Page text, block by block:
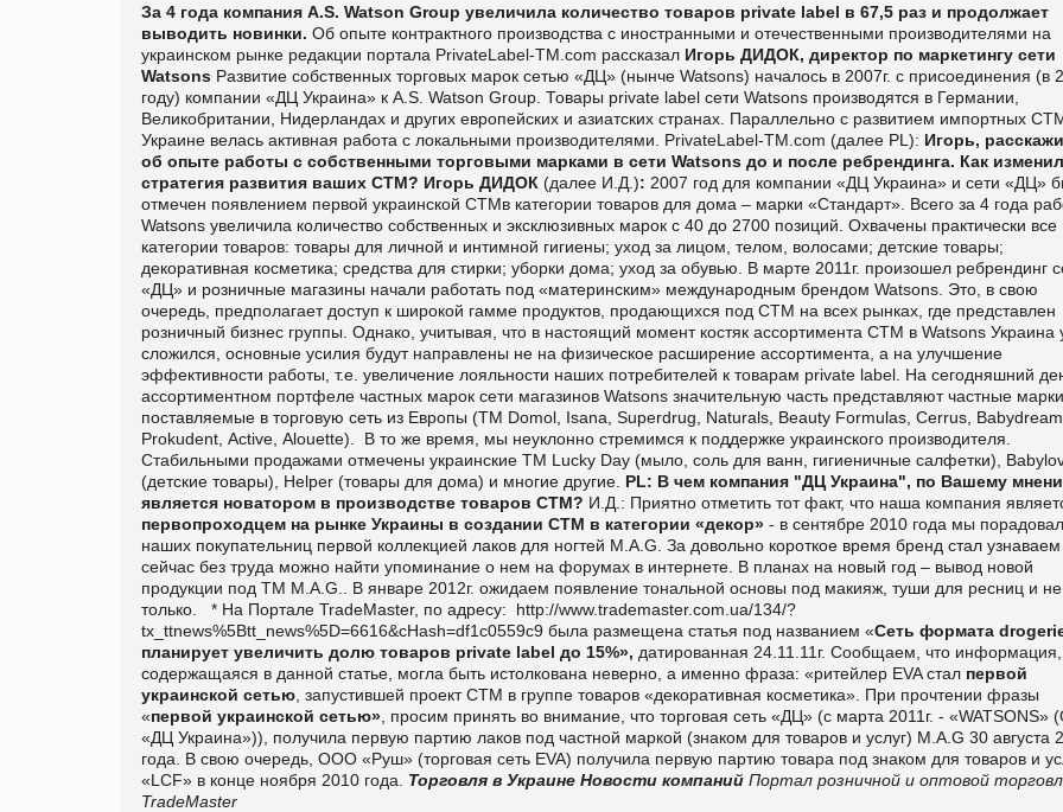
За 4 года компания A.S. Watson Group увеличила количество товаров private label в 67,5 раз и продолжает
выводить новинки. Об опыте контрактного производства с иностранными и отечественными производителями на
украинском рынке редакции портала PrivateL abel-TM.com рассказал Игорь ДИДОК, директор по маркетингу сети
Watsons Развитие собственных торговых марок сетью «ДЦ» (нынче Watsons) началось в 2007г. с присоединения (в
году) компании «ДЦ Украина» к A.S. Watson Group. Товары private label сети Watsons производятся в Германии,
Великобритании, Нидерландах и других европейских и азиатских странах. Параллельно с развитием импортных
Украине велась активная работа с локальными производителями. PrivateL abel-TM.com (далее PL ): Игорь,
об опыте работы с собственными торговыми марками в сети Watsons до и после ребрендинга. Как
стратегия развития ваших СТМ? Игорь ДИДОК (далее И.Д.): 2007 год для компании «ДЦ Украина» и сети «ДЦ»
отмечен появлением первой украинской СТМв категории товаров для дома – марки «Стандарт». Всего за 4 года
Watsons увеличила количество собственных и эксклюзивных марок с 40 до 2700 позиций. Охвачены практически все
категории товаров: товары для личной и интимной гигиены; уход за лицом, телом, волосами; детские товары;
декоративная косметика; средства для стирки; уборки дома; уход за обувью. В марте 2011г. произошел ребрендинг
«ДЦ» и розничные магазины начали работать под «материнским» международным брендом Watsons. Это, в свою
очередь, предполагает доступ к широкой гамме продуктов, продающихся под СТМ на всех рынках, где представлен
розничный бизнес группы. Однако, учитывая, что в настоящий момент костяк ассортимента СТМ в Watsons Украина
сложился, основные усилия будут направлены не на физическое расширение ассортимента, а на улучшение
эффективности работы, т.е. увеличение лояльности наших потребителей к товарам private label На сегодняшний
ассортиментном портфеле частных марок сети магазинов Watsons значительную часть представляют частные марки,
поставляемые в торговую сеть из Европы (TM Domol Isana Superdrug Naturals Beauty Formulas Cerrus Babydream
Prokudent Active Alouette). В то же время, мы неуклонно стремимся к поддержке украинского производителя.
Стабильными продажами отмечены украинские ТМ Lucky Day (мыло, соль для ванн, гигиеничные салфетки),
(детские товары), Helper (товары для дома) и многие другие. PL: В чем компания "ДЦ Украина", по Вашему
является новатором в производстве товаров СТМ? И.Д.: Приятно отметить тот факт, что наша компания
первопроходцем на рынке Украины в создании СТМ в категории «декор» - в сентябре 2010 года мы
наших покупательниц первой коллекцией лаков для ногтей M A G . За довольно короткое время бренд стал
сейчас без труда можно найти упоминание о нем на форумах в интернете. В планах на новый год – вывод новой
продукции под ТМ M A G .. В январе 2012г. ожидаем появление тональной основы под макияж, туши для ресниц и не
только.
* На Портале TradeMaster, по адресу: http://www.trademaster.com.ua/134/?
tx_ttnews%5Btt_news%5D=6616&cHash=df1c0559c9 была размещена статья под названием «Сеть формата
планирует увеличить долю товаров private label до 15%», датированная 24.11.11г. Сообщаем, что информация,
содержащаяся в данной статье, могла быть истолкована неверно, а именно фраза: «ритейлер EVA стал первой
украинской сетью , запустившей проект СТМ в группе товаров «декоративная косметика». При прочтении фразы
«первой украинской сетью» , просим принять во внимание, что торговая сеть «ДЦ» (с марта 2011г. -
«ДЦ Украина»)), получила первую партию лаков под частной маркой (знаком для товаров и услуг) M.A.G 30 августа
года. В свою очередь, ООО «Руш» (торговая сеть EVA) получила первую партию товара под знаком для товаров и
«LCF» в конце ноября 2010 года. Торговля в Украине Новости компаний Портал розничной и оптовой
TradeMaster